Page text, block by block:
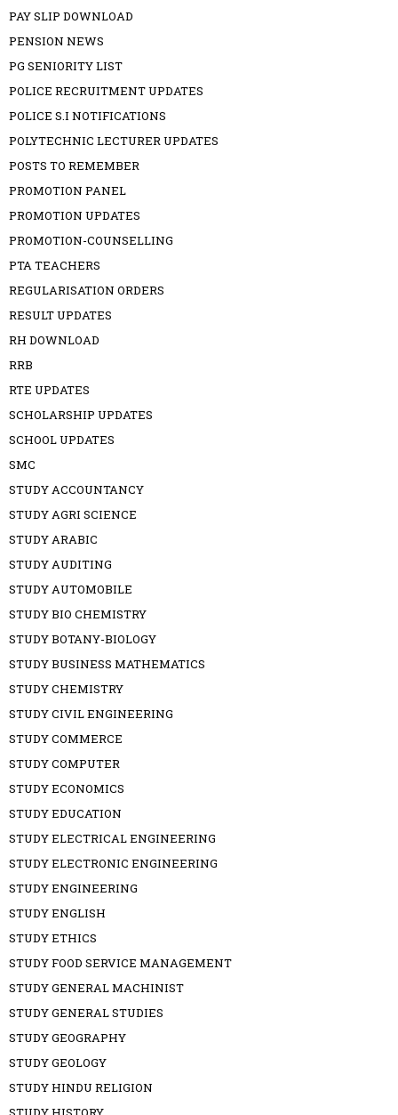
PAY SLIP DOWNLOAD
PENSION NEWS
PG SENIORITY LIST
POLICE RECRUITMENT UPDATES
POLICE S.I NOTIFICATIONS
POLYTECHNIC LECTURER UPDATES
POSTS TO REMEMBER
PROMOTION PANEL
PROMOTION UPDATES
PROMOTION-COUNSELLING
PTA TEACHERS
REGULARISATION ORDERS
RESULT UPDATES
RH DOWNLOAD
RRB
RTE UPDATES
SCHOLARSHIP UPDATES
SCHOOL UPDATES
SMC
STUDY ACCOUNTANCY
STUDY AGRI SCIENCE
STUDY ARABIC
STUDY AUDITING
STUDY AUTOMOBILE
STUDY BIO CHEMISTRY
STUDY BOTANY-BIOLOGY
STUDY BUSINESS MATHEMATICS
STUDY CHEMISTRY
STUDY CIVIL ENGINEERING
STUDY COMMERCE
STUDY COMPUTER
STUDY ECONOMICS
STUDY EDUCATION
STUDY ELECTRICAL ENGINEERING
STUDY ELECTRONIC ENGINEERING
STUDY ENGINEERING
STUDY ENGLISH
STUDY ETHICS
STUDY FOOD SERVICE MANAGEMENT
STUDY GENERAL MACHINIST
STUDY GENERAL STUDIES
STUDY GEOGRAPHY
STUDY GEOLOGY
STUDY HINDU RELIGION